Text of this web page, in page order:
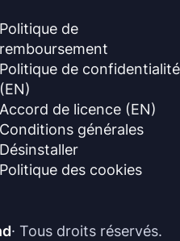
Politique de
remboursement
Politique de confidentialité
(EN)
Accord de licence (EN)
Conditions générales
Désinstaller
Politique des cookies
· Tous droits réservés.